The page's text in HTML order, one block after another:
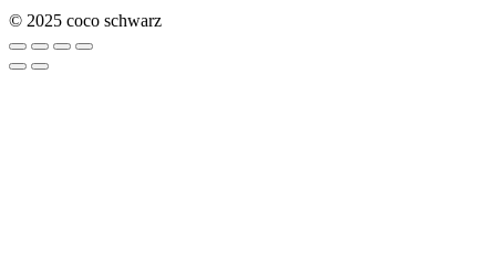
© 2025 coco schwarz